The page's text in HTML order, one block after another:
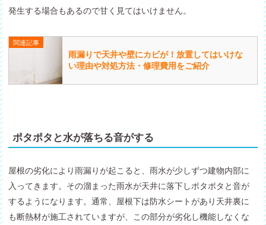
発生する場合もあるので甘く見てはいけません。
関連記事
雨漏りで天井や壁にカビが！放置してはいけな
い理由や対処方法・修理費用をご紹介
ポタポタと水が落ちる音がする
屋根の劣化により雨漏りが起こると、雨水が少しずつ建物内部に
入ってきます。その溜まった雨水が天井に落下しポタポタと音が
するようになります。通常、屋根下は防水シートがあり天井裏に
も断熱材が施工されていますが、この部分が劣化し機能しなくな